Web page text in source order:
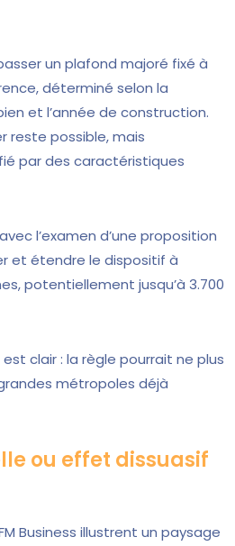
un plafond majoré fixé à
déterminé selon la
et l’année de construction.
reste possible, mais
par des caractéristiques
l’examen d’une proposition
et étendre le dispositif à
potentiellement jusqu’à 3.700
est clair : la règle pourrait ne plus
métropoles déjà
ou effet dissuasif
Business illustrent un paysage